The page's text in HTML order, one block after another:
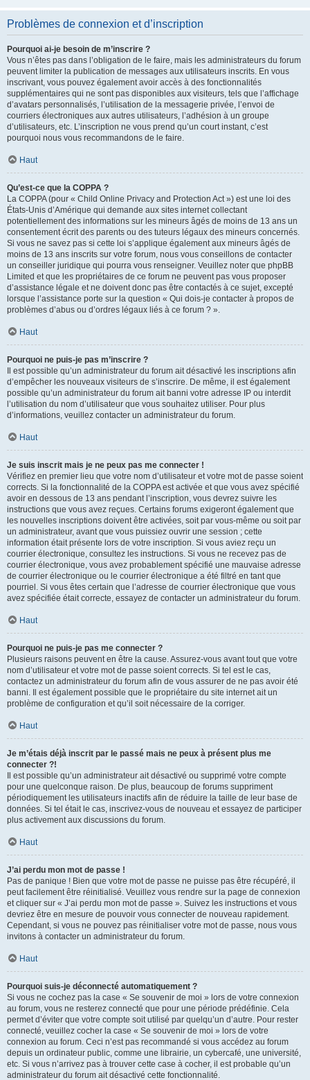
Problèmes de connexion et d’inscription
Pourquoi ai-je besoin de m’inscrire ?
Vous n’êtes pas dans l’obligation de le faire, mais les administrateurs du forum
peuvent limiter la publication de messages aux utilisateurs inscrits. En vous
inscrivant, vous pouvez également avoir accès à des fonctionnalités
supplémentaires qui ne sont pas disponibles aux visiteurs, tels que l’affichage
d’avatars personnalisés, l’utilisation de la messagerie privée, l’envoi de
courriers électroniques aux autres utilisateurs, l’adhésion à un groupe
d’utilisateurs, etc. L’inscription ne vous prend qu’un court instant, c’est
pourquoi nous vous recommandons de le faire.
Haut
Qu’est-ce que la COPPA ?
La COPPA (pour « Child Online Privacy and Protection Act ») est une loi des
États-Unis d’Amérique qui demande aux sites internet collectant
potentiellement des informations sur les mineurs âgés de moins de 13 ans un
consentement écrit des parents ou des tuteurs légaux des mineurs concernés.
Si vous ne savez pas si cette loi s’applique également aux mineurs âgés de
moins de 13 ans inscrits sur votre forum, nous vous conseillons de contacter
un conseiller juridique qui pourra vous renseigner. Veuillez noter que phpBB
Limited et que les propriétaires de ce forum ne peuvent pas vous proposer
d’assistance légale et ne doivent donc pas être contactés à ce sujet, excepté
lorsque l’assistance porte sur la question « Qui dois-je contacter à propos de
problèmes d’abus ou d’ordres légaux liés à ce forum ? ».
Haut
Pourquoi ne puis-je pas m’inscrire ?
Il est possible qu’un administrateur du forum ait désactivé les inscriptions afin
d’empêcher les nouveaux visiteurs de s’inscrire. De même, il est également
possible qu’un administrateur du forum ait banni votre adresse IP ou interdit
l’utilisation du nom d’utilisateur que vous souhaitez utiliser. Pour plus
d’informations, veuillez contacter un administrateur du forum.
Haut
Je suis inscrit mais je ne peux pas me connecter !
Vérifiez en premier lieu que votre nom d’utilisateur et votre mot de passe soient
corrects. Si la fonctionnalité de la COPPA est activée et que vous avez spécifié
avoir en dessous de 13 ans pendant l’inscription, vous devrez suivre les
instructions que vous avez reçues. Certains forums exigeront également que
les nouvelles inscriptions doivent être activées, soit par vous-même ou soit par
un administrateur, avant que vous puissiez ouvrir une session ; cette
information était présente lors de votre inscription. Si vous aviez reçu un
courrier électronique, consultez les instructions. Si vous ne recevez pas de
courrier électronique, vous avez probablement spécifié une mauvaise adresse
de courrier électronique ou le courrier électronique a été filtré en tant que
pourriel. Si vous êtes certain que l’adresse de courrier électronique que vous
avez spécifiée était correcte, essayez de contacter un administrateur du forum.
Haut
Pourquoi ne puis-je pas me connecter ?
Plusieurs raisons peuvent en être la cause. Assurez-vous avant tout que votre
nom d’utilisateur et votre mot de passe soient corrects. Si tel est le cas,
contactez un administrateur du forum afin de vous assurer de ne pas avoir été
banni. Il est également possible que le propriétaire du site internet ait un
problème de configuration et qu’il soit nécessaire de la corriger.
Haut
Je m’étais déjà inscrit par le passé mais ne peux à présent plus me
connecter ?!
Il est possible qu’un administrateur ait désactivé ou supprimé votre compte
pour une quelconque raison. De plus, beaucoup de forums suppriment
périodiquement les utilisateurs inactifs afin de réduire la taille de leur base de
données. Si tel était le cas, inscrivez-vous de nouveau et essayez de participer
plus activement aux discussions du forum.
Haut
J’ai perdu mon mot de passe !
Pas de panique ! Bien que votre mot de passe ne puisse pas être récupéré, il
peut facilement être réinitialisé. Veuillez vous rendre sur la page de connexion
et cliquer sur « J’ai perdu mon mot de passe ». Suivez les instructions et vous
devriez être en mesure de pouvoir vous connecter de nouveau rapidement.
Cependant, si vous ne pouvez pas réinitialiser votre mot de passe, nous vous
invitons à contacter un administrateur du forum.
Haut
Pourquoi suis-je déconnecté automatiquement ?
Si vous ne cochez pas la case « Se souvenir de moi » lors de votre connexion
au forum, vous ne resterez connecté que pour une période prédéfinie. Cela
permet d’éviter que votre compte soit utilisé par quelqu’un d’autre. Pour rester
connecté, veuillez cocher la case « Se souvenir de moi » lors de votre
connexion au forum. Ceci n’est pas recommandé si vous accédez au forum
depuis un ordinateur public, comme une librairie, un cybercafé, une université,
etc. Si vous n’arrivez pas à trouver cette case à cocher, il est probable qu’un
administrateur du forum ait désactivé cette fonctionnalité.